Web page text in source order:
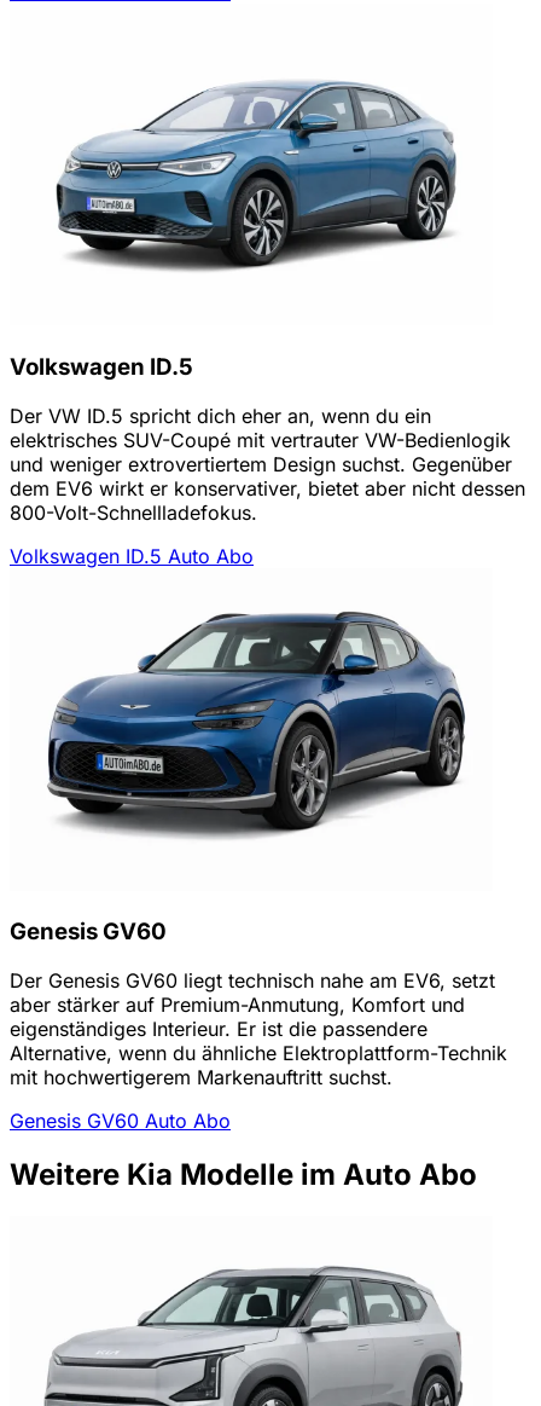
Volkswagen ID.5
Der VW ID.5 spricht dich eher an, wenn du ein
elektrisches SUV-Coupé mit vertrauter VW-Bedienlogik
und weniger extrovertiertem Design suchst. Gegenüber
dem EV6 wirkt er konservativer, bietet aber nicht dessen
800-Volt-Schnellladefokus.
Volkswagen ID.5 Auto Abo
Genesis GV60
Der Genesis GV60 liegt technisch nahe am EV6, setzt
aber stärker auf Premium-Anmutung, Komfort und
eigenständiges Interieur. Er ist die passendere
Alternative, wenn du ähnliche Elektroplattform-Technik
mit hochwertigerem Markenauftritt suchst.
Genesis GV60 Auto Abo
Weitere Kia Modelle im Auto Abo